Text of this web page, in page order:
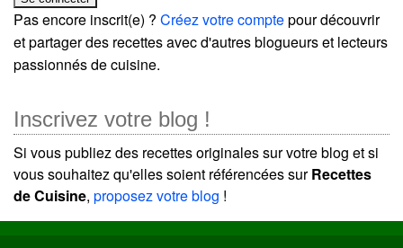
Pas encore inscrit(e) ? Créez votre comptepour découvrir
et partager des recettes avec d'autres blogueurs et lecteurs
passionnés de cuisine.
Inscrivez votre blog !
Si vous publiez des recettes originales sur votre blog et si
vous souhaitez qu'elles soient référencées surRecettes
de Cuisine, proposez votre blog !